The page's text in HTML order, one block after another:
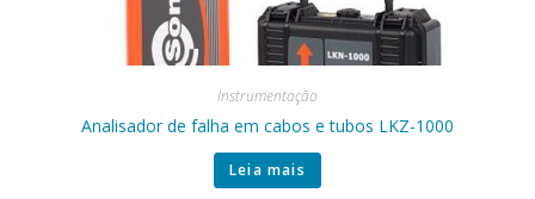
Instrumentação
Analisador de falha em cabos e tubos LKZ-1000
Leia mais